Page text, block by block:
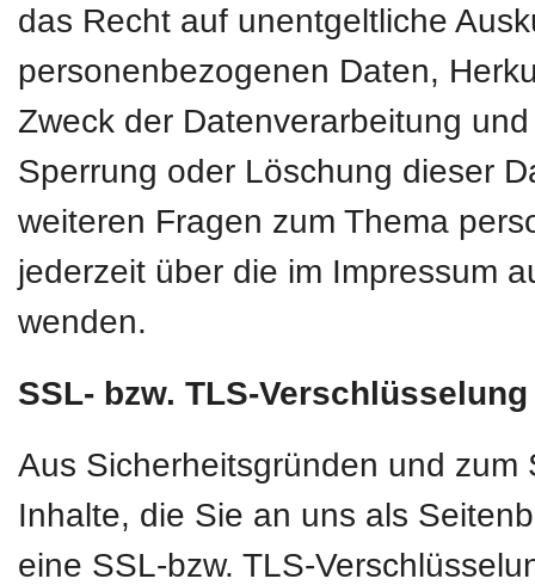
das Recht auf unentgeltliche
personenbezogenen Daten,
Zweck der Datenverarbeitung
Sperrung oder Löschung dieser
weiteren Fragen zum Thema
jederzeit über die im Impressum
wenden.
SSL- bzw. TLS-Verschlüsselung
Aus Sicherheitsgründen und
Inhalte, die Sie an uns als
eine SSL-bzw. TLS-